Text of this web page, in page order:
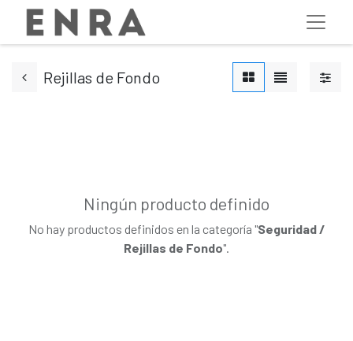
Rejillas de Fondo
Ningún producto definido
No hay productos definidos en la categoría "Seguridad /
Rejillas de Fondo".